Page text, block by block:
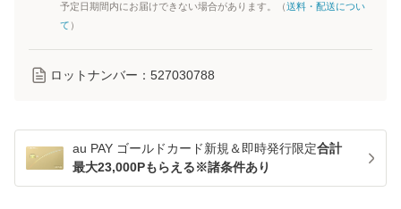
予定日期間内にお届けできない場合があります。（送料・配送につい
て ）
ロットナンバー： 527030788
au PAY ゴールドカード新規＆即時発行限定合計
最大23,000Pもらえる※諸条件あり